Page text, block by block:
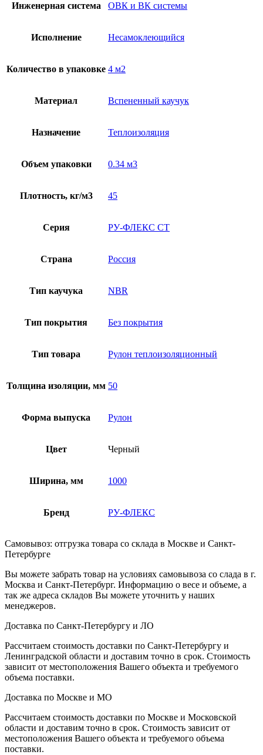
Инженерная система ОВК и ВК системы
Исполнение Несамоклеющийся
Количество в упаковке 4 м2
Материал Вспененный каучук
Назначение Теплоизоляция
Объем упаковки 0.34 м3
Плотность, кг/м3 45
Серия РУ-ФЛЕКС СТ
Страна Россия
Тип каучука NBR
Тип покрытия Без покрытия
Тип товара Рулон теплоизоляционный
Толщина изоляции, мм 50
Форма выпуска Рулон
Цвет Черный
Ширина, мм 1000
Бренд РУ-ФЛЕКС
Самовывоз: отгрузка товара со склада в Москве и Санкт-
Петербурге
Вы можете забрать товар на условиях самовывоза со слада в г.
Москва и Санкт-Петербург. Информацию о весе и объеме, а
так же адреса складов Вы можете уточнить у наших
менеджеров.
Доставка по Санкт-Петербургу и ЛО
Рассчитаем стоимость доставки по Санкт-Петербургу и
Ленинградской области и доставим точно в срок. Стоимость
зависит от местоположения Вашего объекта и требуемого
объема поставки.
Доставка по Москве и МО
Рассчитаем стоимость доставки по Москве и Московской
области и доставим точно в срок. Стоимость зависит от
местоположения Вашего объекта и требуемого объема
поставки.